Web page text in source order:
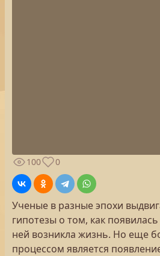
100
0
Ученые в разные эпохи
гипотезы о том, как
ней возникла жизнь. Но еще
процессом является